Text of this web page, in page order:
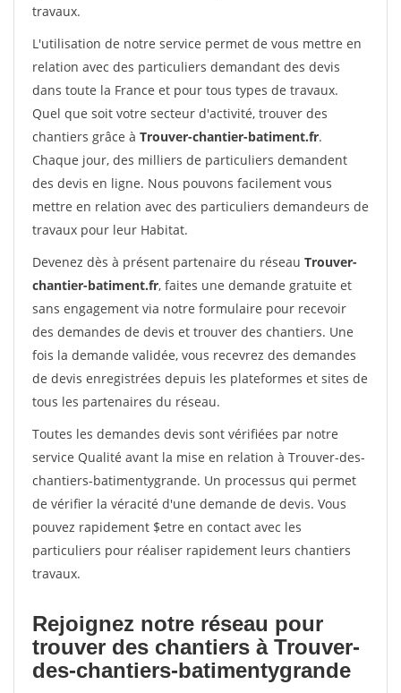
travaux.
L'utilisation de notre service permet de vous mettre en
relation avec des particuliers demandant des devis
dans toute la France et pour tous types de travaux.
Quel que soit votre secteur d'activité, trouver des
chantiers grâce à Trouver-chantier-batiment.fr.
Chaque jour, des milliers de particuliers demandent
des devis en ligne. Nous pouvons facilement vous
mettre en relation avec des particuliers demandeurs de
travaux pour leur Habitat.
Devenez dès à présent partenaire du réseau Trouver-
chantier-batiment.fr, faites une demande gratuite et
sans engagement via notre formulaire pour recevoir
des demandes de devis et trouver des chantiers. Une
fois la demande validée, vous recevrez des demandes
de devis enregistrées depuis les plateformes et sites de
tous les partenaires du réseau.
Toutes les demandes devis sont vérifiées par notre
service Qualité avant la mise en relation à Trouver-des-
chantiers-batimentygrande. Un processus qui permet
de vérifier la véracité d'une demande de devis. Vous
pouvez rapidement $etre en contact avec les
particuliers pour réaliser rapidement leurs chantiers
travaux.
Rejoignez notre réseau pour
trouver des chantiers à Trouver-
des-chantiers-batimentygrande